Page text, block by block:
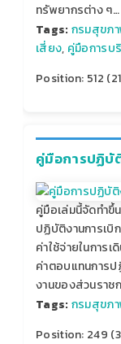
ทรัพยากรต่าง ๆ…
Tags: กรมสุขภ
เสี่ยง, คู่มือการบ
Position: 512 (
คู่มือการปฏิบั
คู่มือเล่มนี้จัดทำขึ้
ปฏิบัติงานการเบิ
ค่าใช้จ่ายในการเ
ค่าตอบแทนการป
งานของส่วนราช
Tags: กรมสุขภ
Position: 249 (